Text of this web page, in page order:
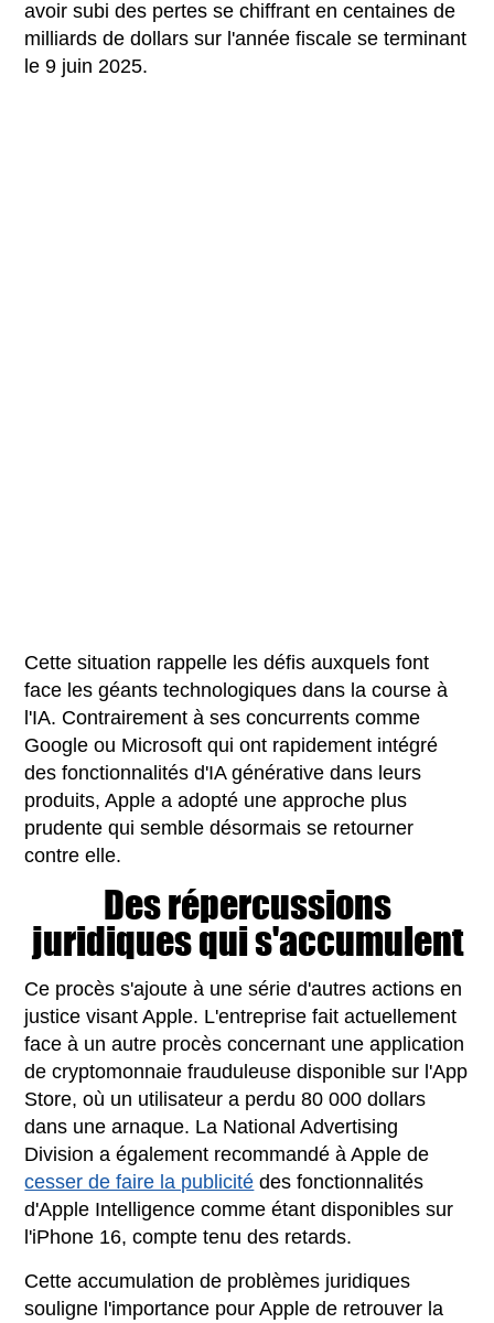
avoir subi des pertes se chiffrant en centaines de
milliards de dollars sur l'année fiscale se terminant
le 9 juin 2025.
Cette situation rappelle les défis auxquels font
face les géants technologiques dans la course à
l'IA. Contrairement à ses concurrents comme
Google ou Microsoft qui ont rapidement intégré
des fonctionnalités d'IA générative dans leurs
produits, Apple a adopté une approche plus
prudente qui semble désormais se retourner
contre elle.
Des répercussions
juridiques qui s'accumulent
Ce procès s'ajoute à une série d'autres actions en
justice visant Apple. L'entreprise fait actuellement
face à un autre procès concernant une application
de cryptomonnaie frauduleuse disponible sur l'App
Store, où un utilisateur a perdu 80 000 dollars
dans une arnaque. La National Advertising
Division a également recommandé à Apple de
cesser de faire la publicité des fonctionnalités
d'Apple Intelligence comme étant disponibles sur
l'iPhone 16, compte tenu des retards.
Cette accumulation de problèmes juridiques
souligne l'importance pour Apple de retrouver la